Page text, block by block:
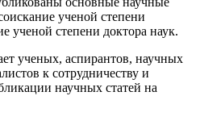
ученой степени
ученой степени доктора наук.
ученых, аспирантов, научных
к сотрудничеству и
научных статей на